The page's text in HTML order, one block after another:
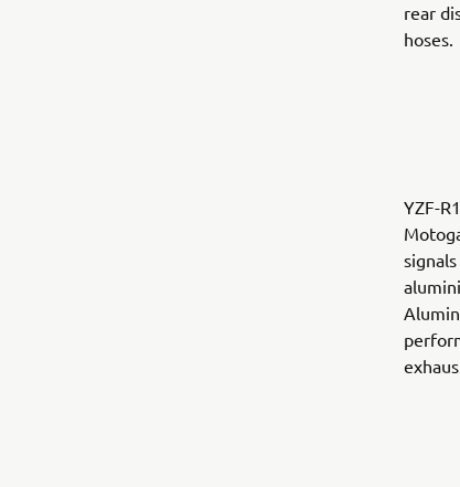
rear
hoses.
YZF-